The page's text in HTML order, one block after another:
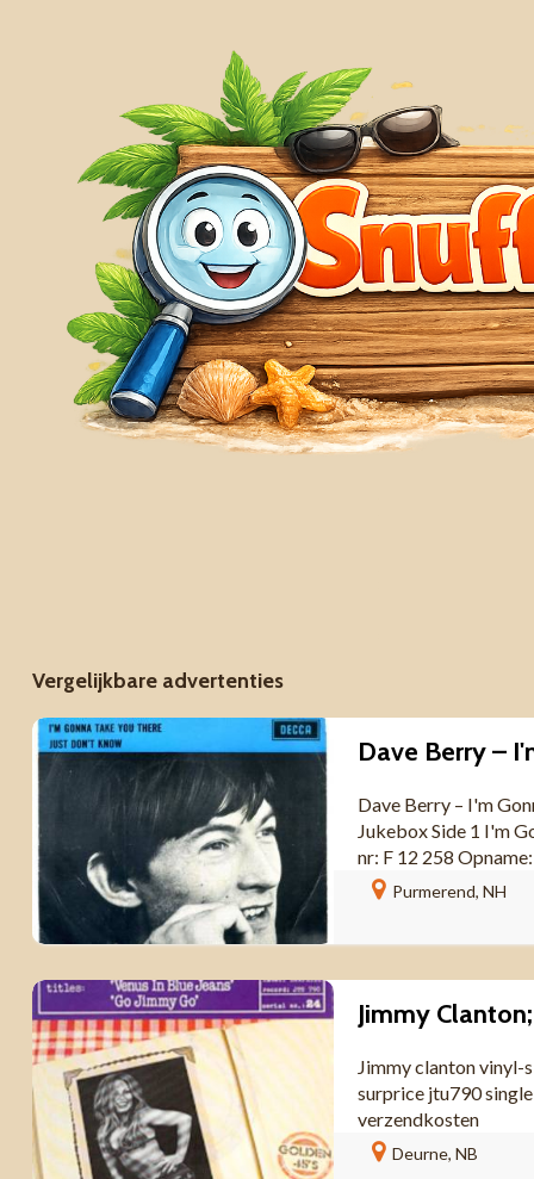
Vergelijkbare advertenties
Dave Berry – I'm
Jukebox Side 1 I'm
nr: F 12 258
Purmerend, NH
Jimmy clanton vinyl-
surprice jtu790
verzendkosten
Deurne, NB